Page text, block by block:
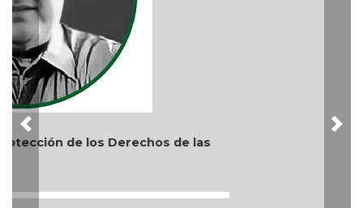
La devoción protege la doctrina y nos lleva a no
Previous